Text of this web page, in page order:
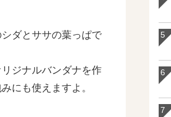
ダとササの葉っぱで
ジナルバンダナを作
にも使えますよ。